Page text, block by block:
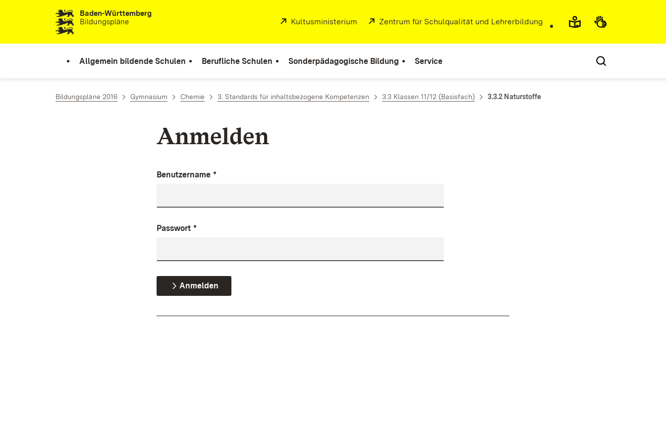
Zum Inhalt springenBaden-Württemberg
Bildungspläne
Extern:
Kultusministerium (Öffnet in neuem Fenster)
Extern:
Zentrum für Schulqualität und Lehrerbildung
Allgemein bildende Schulen Berufliche Schulen Sonderpädagogische Bildung Service
Bildungspläne 2016 Gymnasium Chemie 3. Standards für inhaltsbezogene Kompetenzen 3.3 Klassen 11/12 (Basisfach) 3.3.2 Naturstoffe
Anmelden
Benutzername *
Passwort *
Anmelden